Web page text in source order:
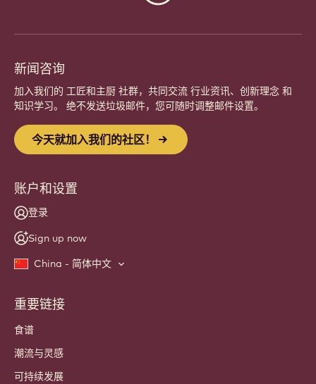
新闻咨询
加入我们的 工匠和主厨 社群，共同交流 行业资讯、创新理念 和
知识学习。 绝不发送垃圾邮件，您可随时调整邮件设置。
今天就加入我们的社区！
账户和设置
登录
Sign up now
China - 简体中文
Footer
Callebaut
重要链接
食谱
潮流与灵感
可持续发展